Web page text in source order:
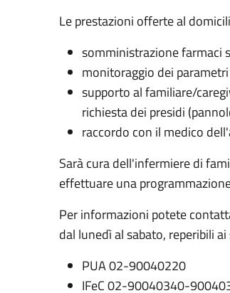
Le prestazioni offerte al
somministrazione farmaci
monitoraggio dei
supporto al familiare/
richiesta dei presidi
raccordo con il medico
Sarà cura dell'infermiere di
effettuare una
Per informazioni potete
dal lunedì al sabato, reperibili
PUA 02-90040220
IFeC 02-90040340-